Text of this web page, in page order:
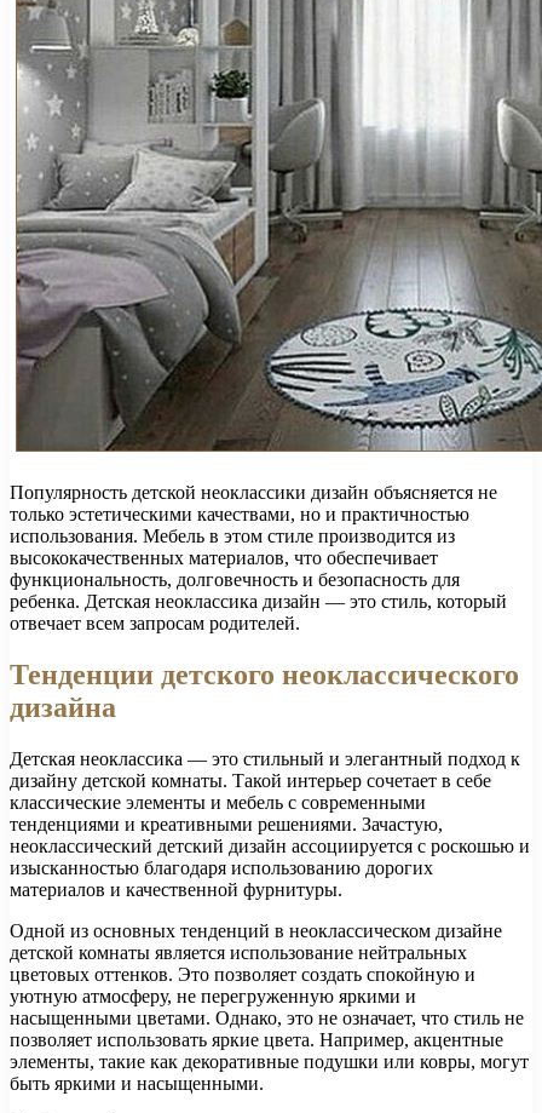
Популярность детской неоклассики дизайн объясняется не
только эстетическими качествами, но и практичностью
использования. Мебель в этом стиле производится из
высококачественных материалов, что обеспечивает
функциональность, долговечность и безопасность для
ребенка. Детская неоклассика дизайн — это стиль, который
отвечает всем запросам родителей.
Тенденции детского неоклассического
дизайна
Детская неоклассика — это стильный и элегантный подход к
дизайну детской комнаты. Такой интерьер сочетает в себе
классические элементы и мебель с современными
тенденциями и креативными решениями. Зачастую,
неоклассический детский дизайн ассоциируется с роскошью и
изысканностью благодаря использованию дорогих
материалов и качественной фурнитуры.
Одной из основных тенденций в неоклассическом дизайне
детской комнаты является использование нейтральных
цветовых оттенков. Это позволяет создать спокойную и
уютную атмосферу, не перегруженную яркими и
насыщенными цветами. Однако, это не означает, что стиль не
позволяет использовать яркие цвета. Например, акцентные
элементы, такие как декоративные подушки или ковры, могут
быть яркими и насыщенными.